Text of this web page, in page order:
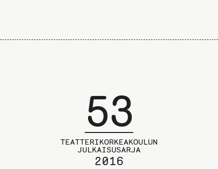
53
TEATTERIKORKEAKOULUN
JULKAISUSARJA
2016